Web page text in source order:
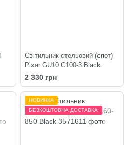
Світильник стельовий (спот)
Pixar GU10 C100-3 Black
2 330 грн
НОВИНКА
БЕЗКОШТОВНА ДОСТАВКА